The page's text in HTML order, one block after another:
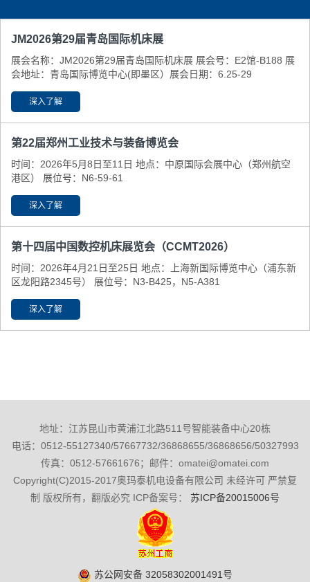
JM2026第29届青岛国际机床展
展会名称：JM2026第29届青岛国际机床展 展会号：E2馆-B188 展
会地址：青岛国际博览中心(即墨区） ​展会日期：6.25-29
深入了解
第22届郑州工业技术与装备博览会
时间：2026年5月8日至11日 地点：中原国际会展中心（郑州航空
港区） 展位号：N6-59-61
深入了解
第十四届中国数控机床展览会（CCMT2026）
时间：2026年4月21日至25日 地点：上海新国际博览中心（浦东新
区龙阳路2345号） 展位号：N3-B425，N5-A381
深入了解
地址：江苏昆山市黄浦江北路511号智能装备中心20栋
电话：0512-55127340/57667732/36868655/36868656/50327993
传真：0512-57661676；邮件：omatei@omatei.com
Copyright(C)2015-2017奥玛泰机电设备有限公司 未经许可 严禁复
制 版权所有，翻版必究 ICP备案号：
苏ICP备20015006号
苏公网安备 32058302001491号